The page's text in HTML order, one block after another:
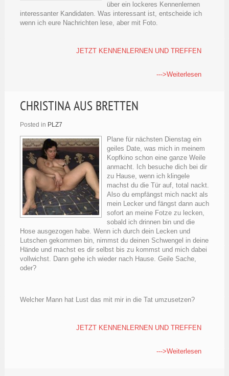
über ein lockeres Kennenlernen
interessanter Kandidaten. Was interessant ist, entscheide ich
wenn ich eure Nachrichten lese, aber mit Foto.
JETZT KENNENLERNEN UND TREFFEN
--->Weiterlesen
CHRISTINA AUS BRETTEN
Posted in PLZ7
Plane für nächsten Dienstag ein
geiles Date, was mich in meinem
Kopfkino schon eine ganze Weile
anmacht. Ich besuche dich bei dir
zu Hause, wenn ich klingele
machst du die Tür auf, total nackt.
Also du empfängst mich nackt als
mein Lecker und fängst dann auch
sofort an meine Fotze zu lecken,
sobald ich drinnen bin und die
Hose ausgezogen habe. Wenn ich durch dein Lecken und
Lutschen gekommen bin, nimmst du deinen Schwengel in deine
Hände und machst es dir selbst bis zu kommst und mich dabei
vollwichst. Dann gehe ich wieder nach Hause. Geile Sache,
oder?
Welcher Mann hat Lust das mit mir in die Tat umzusetzen?
JETZT KENNENLERNEN UND TREFFEN
--->Weiterlesen